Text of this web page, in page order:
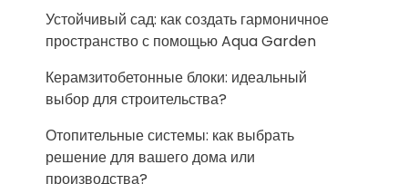
Устойчивый сад: как создать гармоничное
пространство с помощью Aqua Garden
Керамзитобетонные блоки: идеальный
выбор для строительства?
Отопительные системы: как выбрать
решение для вашего дома или
производства?